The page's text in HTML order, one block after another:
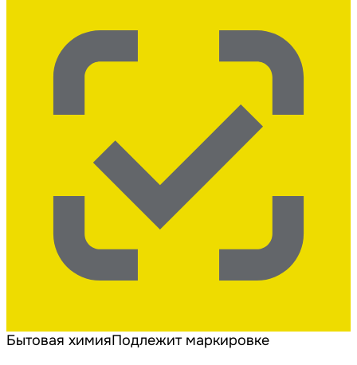
Бытовая химияПодлежит маркировке